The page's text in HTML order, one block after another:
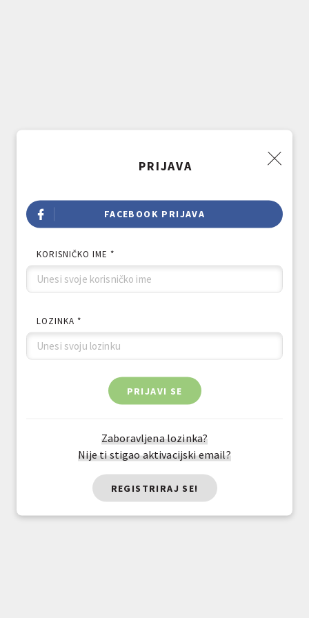
PRIJAVA
FACEBOOK PRIJAVA
KORISNIČKO IME *
LOZINKA *
PRIJAVI SE
Zaboravljena lozinka?
Nije ti stigao aktivacijski email?
REGISTRIRAJ SE!